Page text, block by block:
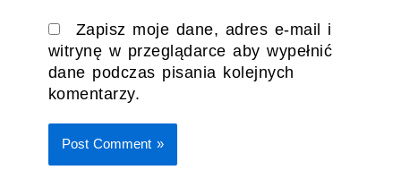
Zapisz moje dane, adres e-mail i
witrynę w przeglądarce aby wypełnić
dane podczas pisania kolejnych
komentarzy.